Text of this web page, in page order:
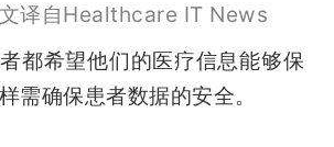
译自Healthcare IT News
都希望他们的医疗信息能够保
需确保患者数据的安全。